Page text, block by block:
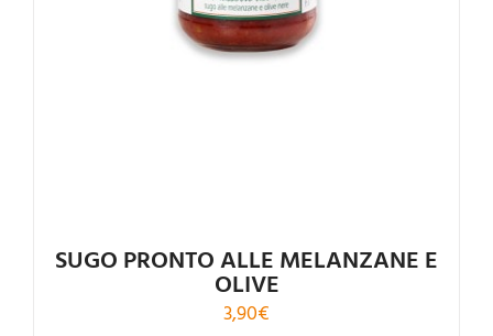
SUGO PRONTO ALLE MELANZANE E
OLIVE
3,90€